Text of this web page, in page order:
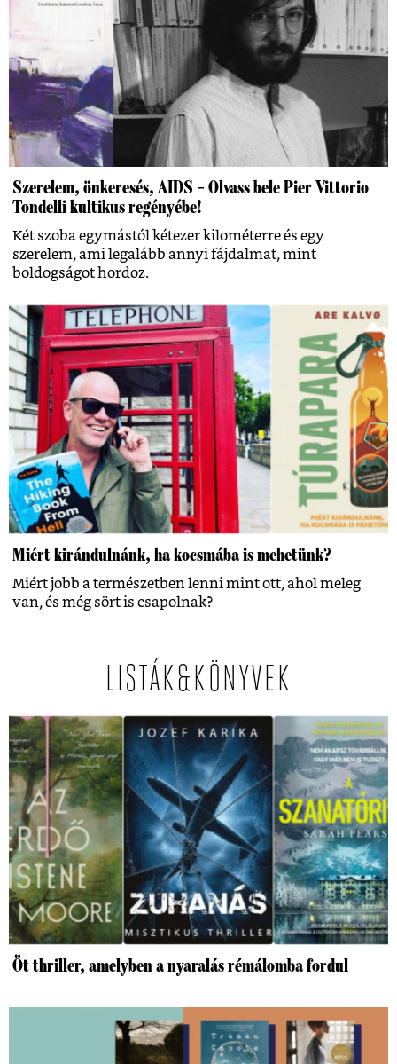
Szerelem, önkeresés, AIDS – Olvass bele Pier Vittorio
Tondelli kultikus regényébe!
Két szoba egymástól kétezer kilométerre és egy
szerelem, ami legalább annyi fájdalmat, mint
boldogságot hordoz.
Miért kirándulnánk, ha kocsmába is mehetünk?
Miért jobb a természetben lenni mint ott, ahol meleg
van, és még sört is csapolnak?
LISTÁK&KÖNYVEK
Öt thriller, amelyben a nyaralás rémálomba fordul